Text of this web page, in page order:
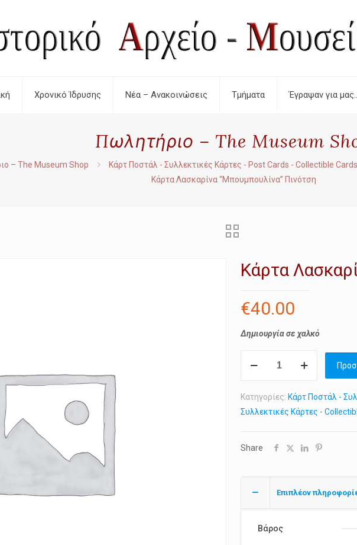
Χρονικό Ίδρυσης Νέα – Ανακοινώσεις Τμήματα Έγραψαν για
Πωλητήριο – The Museum
– The Museum Shop Κάρτ Ποστάλ - Συλλεκτικές Κάρτες - Post Cards - Collectible Cards
Κάρτα Λασκαρίνα “Μπουμπουλίνα” Πινότση
Κάρτα
€40.00
Δημιουργία σε χαλκό
Λασκαρίνα
Πινότση
ποσότητα
Κατηγορίες: Κάρτ Ποστάλ -
Συλλεκτικές Κάρτες -
Share
Επιπλέον
Βάρος